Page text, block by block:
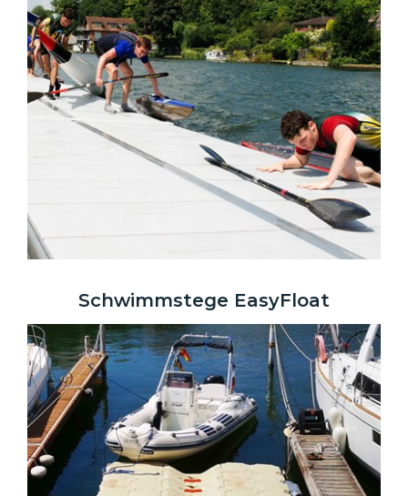
Schwimmstege EasyFloat